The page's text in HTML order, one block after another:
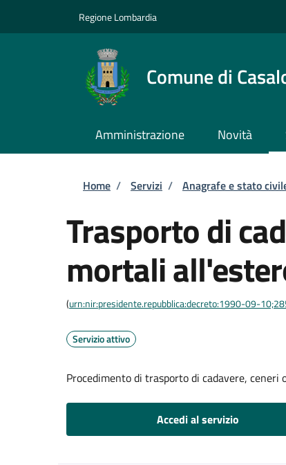
Regione Lombardia
Comune di
Amministrazione Novità
Briciole di pane
Home / Servizi / Anagrafe e stato
Trasporto di
mortali
(urn:nir:presidente.repubblica:decreto:1990-09-
Servizio attivo
Procedimento di trasporto di cadavere,
Accedi al servizio